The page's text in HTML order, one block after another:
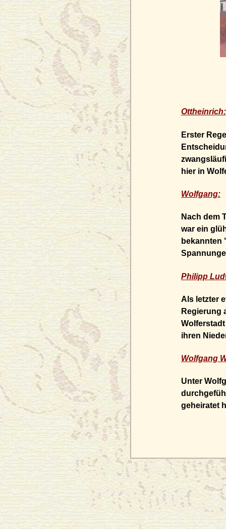
Ottheinrich:
Erster
hier in
Wolfgang:
Nach dem
war ein
bekannten
Philipp
Als letzter
Regierung
ihren
Wolfgang
Unter
geheiratet